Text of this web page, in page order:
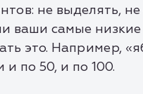
не выделять,
ваши самые
это. Например,
и по 50, и по 100.